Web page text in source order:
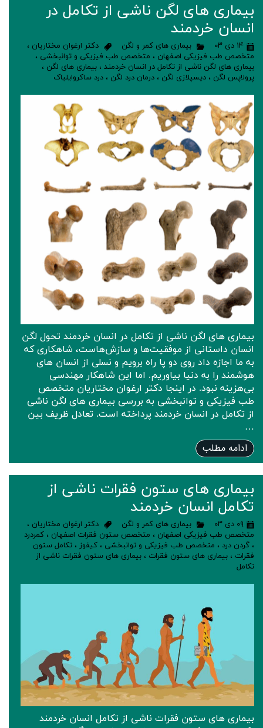
بیماری های لگن ناشی از تکامل در
انسان خردمند
۱۴ دی ۰۳ بیماری های کمر و لگن دکتر ارغوان مختاریان ،
متخصص طب فیزیکی اصفهان ، متخصص طب فیزیکی و توانبخشی ،
بیماری های لگن ناشی از تکامل در انسان خردمند ، بیماری های لگن ،
پرولاپس لگن ، دیسپلازی لگن ، درمان درد لگن ، درد ساکروایلیاک
بیماری های لگن ناشی از تکامل در انسان خردمند تحول لگن
انسان داستانی از موفقیت‌ها و سازش‌هاست، شاهکاری که
به ما اجازه داد روی دو پا راه برویم و نسلی از انسان های
هوشمند را به دنیا بیاوریم. اما این شاهکار مهندسی
بی‌هزینه نبود. در اینجا دکتر ارغوان مختاریان متخصص
طب فیزیکی و توانبخشی به بررسی بیماری های لگن ناشی
از تکامل در انسان خردمند پرداخته است. تعادل ظریف بین
…
ادامه مطلب
بیماری های ستون فقرات ناشی از
تکامل انسان خردمند
۰۹ دی ۰۳ بیماری های کمر و لگن دکتر ارغوان مختاریان ،
متخصص طب فیزیکی اصفهان ، متخصص ستون فقرات اصفهان ، کمردرد
، گردن درد ، متخصص طب فیزیکی و توانبخشی ، کیفوز ، تکامل ستون
فقرات ، بیماری های ستون فقرات ، بیماری های ستون فقرات ناشی از
تکامل
بیماری های ستون فقرات ناشی از تکامل انسان خردمند